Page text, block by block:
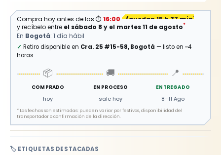
🏷️ ETIQUETAS DESTACADAS
Compra hoy antes de las ⏱ 16:00 (quedan 15 h 37 min)
y recíbelo entre el sábado 8 y el martes 11 de agosto*
En Bogotá: 1 día hábil
✓ Retiro disponible en Cra. 25 #15-58, Bogotá — listo en ~4
horas
📦
COMPRADO
hoy
🚚
EN PROCESO
sale hoy
📍
ENTREGADO
8–11 Ago
* Las fechas son estimadas: pueden variar por festivos, disponibilidad del
transportador o confirmación de la dirección.